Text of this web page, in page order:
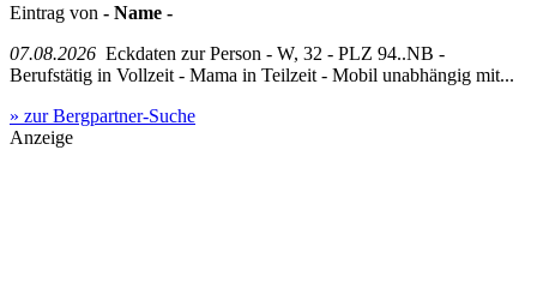
Eintrag von - Name -
07.08.2026 Eckdaten zur Person - W, 32 - PLZ 94..NB -
Berufstätig in Vollzeit - Mama in Teilzeit - Mobil unabhängig mit...
» zur Bergpartner-Suche
Anzeige